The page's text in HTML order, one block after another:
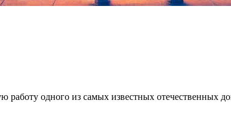
одного из самых известных отечественных